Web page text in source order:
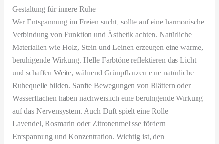
Gestaltung für innere Ruhe
Wer Entspannung im Freien sucht, sollte auf eine harmonische
Verbindung von Funktion und Ästhetik achten. Natürliche
Materialien wie Holz, Stein und Leinen erzeugen eine warme,
beruhigende Wirkung. Helle Farbtöne reflektieren das Licht
und schaffen Weite, während Grünpflanzen eine natürliche
Ruhequelle bilden. Sanfte Bewegungen von Blättern oder
Wasserflächen haben nachweislich eine beruhigende Wirkung
auf das Nervensystem. Auch Duft spielt eine Rolle –
Lavendel, Rosmarin oder Zitronenmelisse fördern
Entspannung und Konzentration. Wichtig ist, den